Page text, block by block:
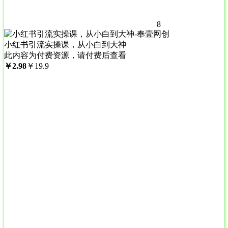
8
小红书引流实操课，从小白到大神
此内容为付费资源，请付费后查看
￥2.98 ￥ 19.9